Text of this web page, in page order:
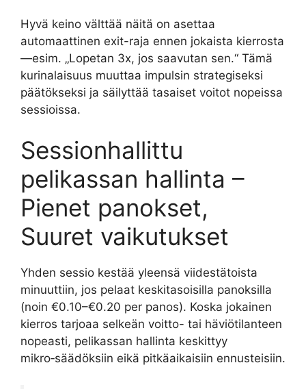
Hyvä keino välttää näitä on asettaa
automaattinen exit-raja ennen jokaista kierrosta
—esim. „Lopetan 3x, jos saavutan sen.“ Tämä
kurinalaisuus muuttaa impulsin strategiseksi
päätökseksi ja säilyttää tasaiset voitot nopeissa
sessioissa.
Sessionhallittu
pelikassan hallinta –
Pienet panokset,
Suuret vaikutukset
Yhden sessio kestää yleensä viidestätoista
minuuttiin, jos pelaat keskitasoisilla panoksilla
(noin €0.10–€0.20 per panos). Koska jokainen
kierros tarjoaa selkeän voitto- tai häviötilanteen
nopeasti, pelikassan hallinta keskittyy
mikro‑säädöksiin eikä pitkäaikaisiin ennusteisiin.